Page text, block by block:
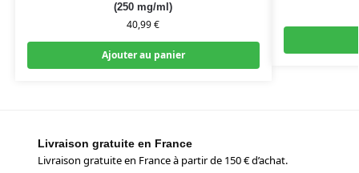
(250 mg/ml)
40,99€
Ajouter au panier
Livraison gratuite en France
Livraison gratuite en France à partir de 150 € d’achat.